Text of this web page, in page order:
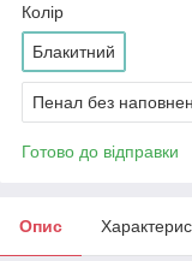
Колір
Блакитний
Пенал без
Готово до відправки
Опис